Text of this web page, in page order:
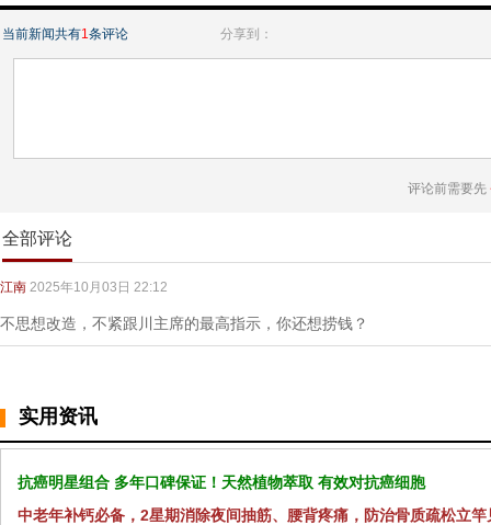
当前新闻共有1条评论 分享到：
评论前需要先
全部评论
江南 2025年10月03日 22:12
不思想改造，不紧跟川主席的最高指示，你还想捞钱？
实用资讯
抗癌明星组合 多年口碑保证！天然植物萃取 有效对抗癌细胞
中老年补钙必备，2星期消除夜间抽筋、腰背疼痛，防治骨质疏松立竿